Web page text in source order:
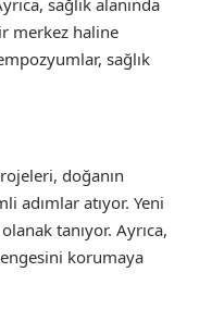
sağlık alanında
merkez haline
sağlık
doğanın
adımlar atıyor. Yeni
tanıyor. Ayrıca,
korumaya